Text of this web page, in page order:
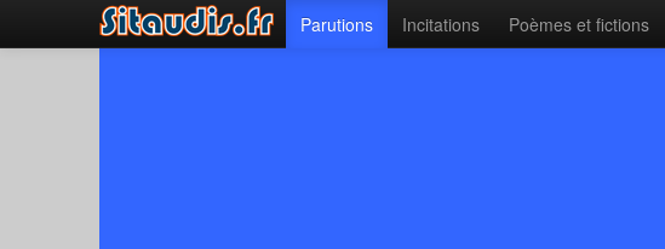
Parutions Incitations Poèmes et fictions